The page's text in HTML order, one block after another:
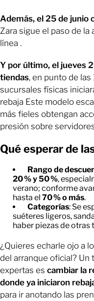
Además, el 25 de junio
Zara sigue el paso de
línea .
Y por último, el jueves
tiendas, en punto de las
sucursales físicas
rebaja Este modelo
más fieles obtengan
presión sobre
Qué esperar de
Rango de
20 % y 50 %,
verano; conforme
hasta el 70 % o más.
Categorías: Se
suéteres ligeros,
haber piezas de otras
¿Quieres echarle ojo a
del arranque oficial?
expertas es cambiar la
donde ya iniciaron
para ir anotando las